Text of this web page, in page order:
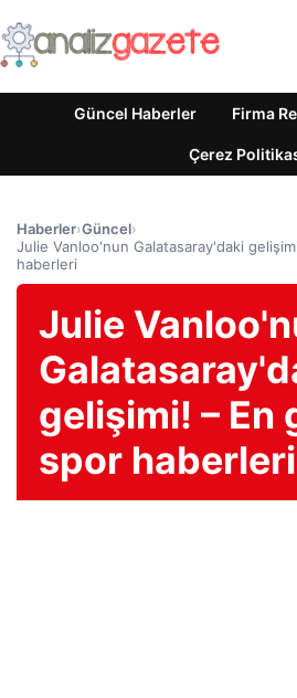
Güncel Haberler Firma
Çerez
Haberler›Güncel›
Julie Vanloo'nun Galatasaray'daki
haberleri
Julie
gelişimi! – En
spor haberleri